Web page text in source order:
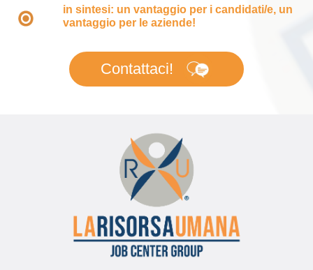
in sintesi: un vantaggio per i candidati/e, un
vantaggio per le aziende!
Contattaci!